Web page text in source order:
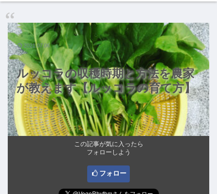
ルッコラの収穫時期と方法を農家
が教えます【ルッコラの育て方】
この記事が気に入ったら
フォローしよう
フォロー
2021.07.06